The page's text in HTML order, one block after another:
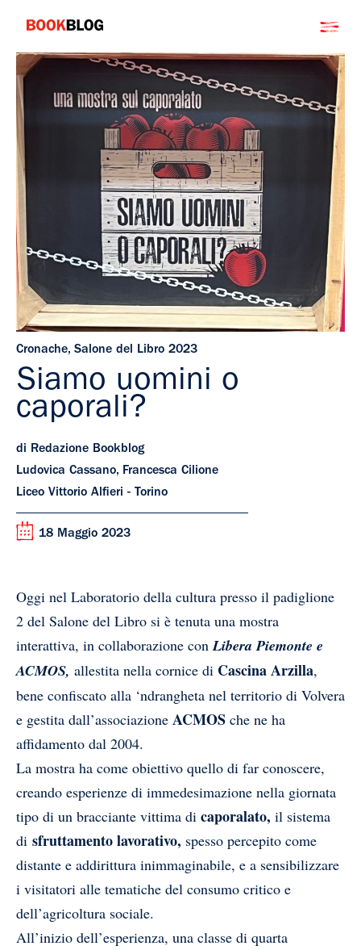
contenuto
Bookblog
Cronache, Salone del Libro 2023
Siamo uomini o
caporali?
di Redazione Bookblog
Ludovica Cassano, Francesca Cilione
Liceo Vittorio Alfieri - Torino
18 Maggio 2023
Oggi nel Laboratorio della cultura presso il padiglione
2 del Salone del Libro si è tenuta una mostra
interattiva, in collaborazione conLibera Piemonte e
ACMOS, allestita nella cornice di Cascina Arzilla,
bene confiscato alla ‘ndrangheta nel territorio di Volvera
e gestita dall’associazione ACMOS che ne ha
affidamento dal 2004.
La mostra ha come obiettivo quello di far conoscere,
creando esperienze di immedesimazione nella giornata
tipo di un bracciante vittima di caporalato, il sistema
di sfruttamento lavorativo, spesso percepito come
distante e addirittura inimmaginabile, e a sensibilizzare
i visitatori alle tematiche del consumo critico e
dell’agricoltura sociale.
All’inizio dell’esperienza, una classe di quarta